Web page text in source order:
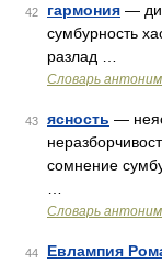
42 гармония —
сумбурность
разлад …
Словарь
43 ясность —
сомнение
Словарь
44 Евлампия